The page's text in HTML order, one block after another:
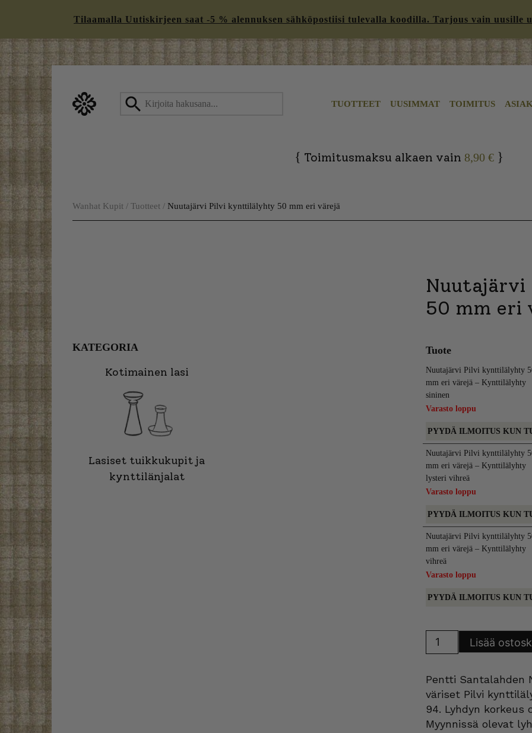
Tilaamalla Uutiskirjeen saat -5 % alennuksen sähköpostiisi tulevalla koodilla. Tarjous vain
to
TUOTTEET UUSIMMAT TOIMITUS
{ Toimitusmaksu alkaen vain 8,90 € }
Wanhat Kupit / Tuotteet / Nuutajärvi Pilvi kynttilälyhty 50 mm eri värejä
KATEGORIA
Kotimainen lasi
Lasiset tuikkukupit ja
kynttilänjalat
50 mm eri
Tuote
Nuutajärvi Pilvi kynttilälyhty
mm eri värejä – Kynttilälyhty
sininen
Varasto loppu
PYYDÄ ILMOITUS KUN
Nuutajärvi Pilvi kynttilälyhty
mm eri värejä – Kynttilälyhty
lysteri vihreä
Varasto loppu
PYYDÄ ILMOITUS KUN
Nuutajärvi Pilvi kynttilälyhty
mm eri värejä – Kynttilälyhty
vihreä
Varasto loppu
PYYDÄ ILMOITUS KUN
kynttilälyhty
eri
määrä
Lisää
Pentti Santalahden
väriset Pilvi
94. Lyhdyn korkeus
Myynnissä olevat